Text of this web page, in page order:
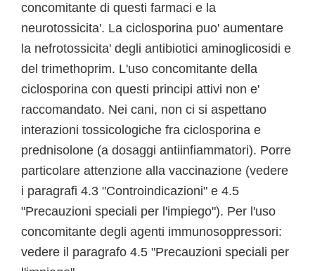
concomitante di questi farmaci e la
neurotossicita'. La ciclosporina puo' aumentare
la nefrotossicita' degli antibiotici aminoglicosidi e
del trimethoprim. L'uso concomitante della
ciclosporina con questi principi attivi non e'
raccomandato. Nei cani, non ci si aspettano
interazioni tossicologiche fra ciclosporina e
prednisolone (a dosaggi antiinfiammatori). Porre
particolare attenzione alla vaccinazione (vedere
i paragrafi 4.3 "Controindicazioni" e 4.5
"Precauzioni speciali per l'impiego"). Per l'uso
concomitante degli agenti immunosoppressori:
vedere il paragrafo 4.5 "Precauzioni speciali per